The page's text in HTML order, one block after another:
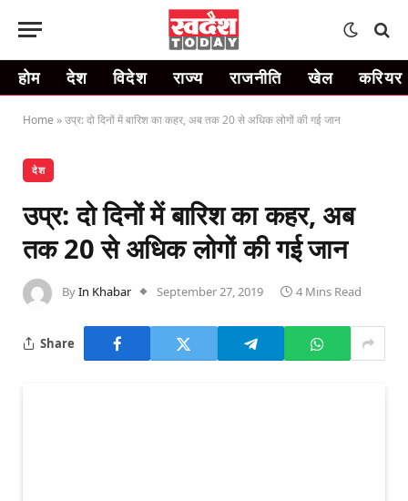
होम देश विदेश राज्य राजनीति खेल करियर
Home »उप्र: दो दिनों में बारिश का कहर, अब तक 20 से अधिक लोगों की गई जान
देश
उप्र: दो दिनों में बारिश का कहर, अब
तक 20 से अधिक लोगों की गई जान
ByIn Khabar September 27, 2019 4 Mins Read
Share